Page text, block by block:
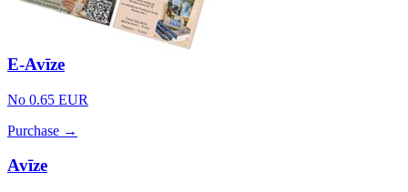
E-Avīze
No 0.65 EUR
Purchase →
Avīze